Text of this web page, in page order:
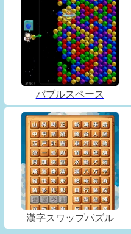
バブルスペース
漢字スワップパズル